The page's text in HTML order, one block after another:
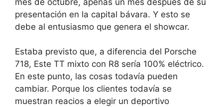
presentación en la capital bávara. Y esto se
debe al entusiasmo que genera el showcar.
Estaba previsto que, a diferencia del Porsche
718, Este TT mixto con R8 sería 100% eléctrico.
En este punto, las cosas todavía pueden
cambiar. Porque los clientes todavía se
muestran reacios a elegir un deportivo